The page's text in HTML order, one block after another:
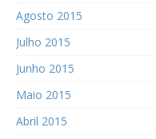
Agosto 2015
Julho 2015
Junho 2015
Maio 2015
Abril 2015